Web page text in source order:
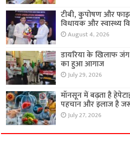
टीबी, कुपोषण और
विधायक और स्वास्थ्य
August 4, 2026
डायरिया के खिलाफ जंग
का हुआ आगाज
July 29, 2026
मॉनसून में बढ़ता है
पहचान और इलाज है
July 27, 2026